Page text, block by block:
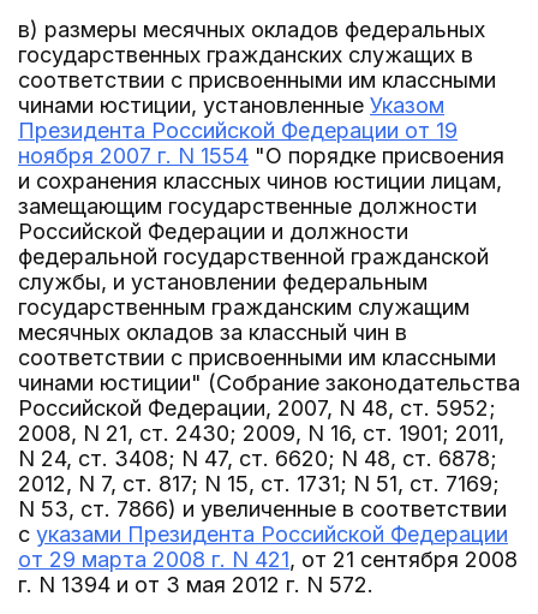
в) размеры месячных окладов федеральных
государственных гражданских служащих в
соответствии с присвоенными им классными
чинами юстиции, установленные Указом
Президента Российской Федерации от 19
ноября 2007 г. N 1554 "О порядке присвоения
и сохранения классных чинов юстиции лицам,
замещающим государственные должности
Российской Федерации и должности
федеральной государственной гражданской
службы, и установлении федеральным
государственным гражданским служащим
месячных окладов за классный чин в
соответствии с присвоенными им классными
чинами юстиции" (Собрание законодательства
Российской Федерации, 2007, N 48, ст. 5952;
2008, N 21, ст. 2430; 2009, N 16, ст. 1901; 2011,
N 24, ст. 3408; N 47, ст. 6620; N 48, ст. 6878;
2012, N 7, ст. 817; N 15, ст. 1731; N 51, ст. 7169;
N 53, ст. 7866) и увеличенные в соответствии
с указами Президента Российской Федерации
от 29 марта 2008 г. N 421, от 21 сентября 2008
г. N 1394 и от 3 мая 2012 г. N 572.